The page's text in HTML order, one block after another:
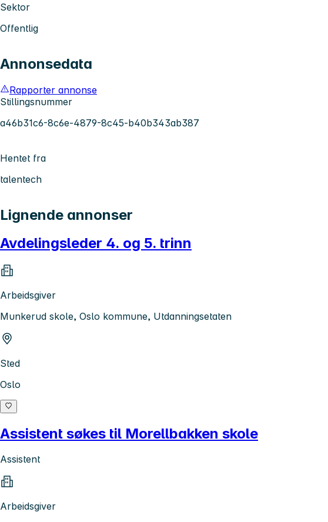
Sektor
Offentlig
Annonsedata
Rapporter annonse
Stillingsnummer
a46b31c6-8c6e-4879-8c45-b40b343ab387
Hentet fra
talentech
Lignende annonser
Avdelingsleder 4. og 5. trinn
Arbeidsgiver
Munkerud skole, Oslo kommune, Utdanningsetaten
Sted
Oslo
Assistent søkes til Morellbakken skole
Assistent
Arbeidsgiver